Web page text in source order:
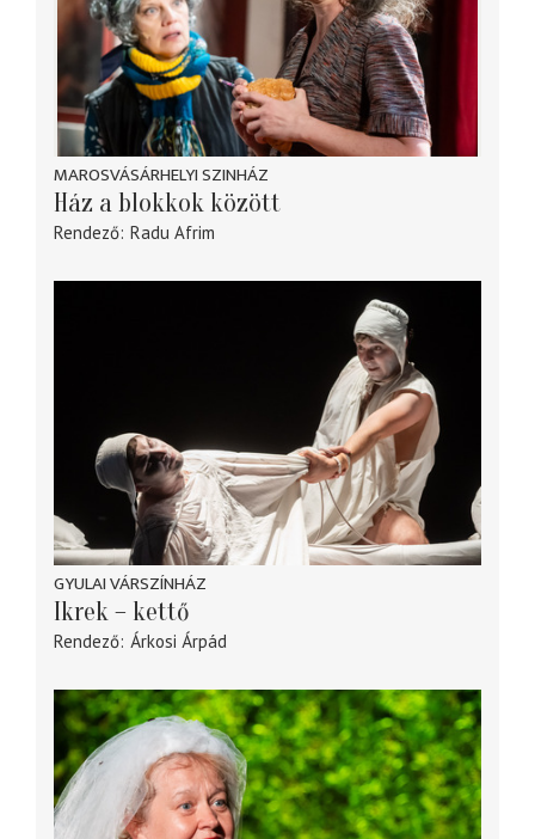
MAROSVÁSÁRHELYI SZINHÁZ
Ház a blokkok között
Rendező Radu Afrim
GYULAI VÁRSZÍNHÁZ
Ikrek – kettő
Rendező Árkosi Árpád